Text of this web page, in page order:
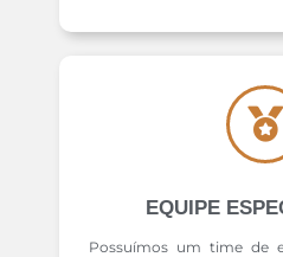
EQUIPE
Possuímos um time de